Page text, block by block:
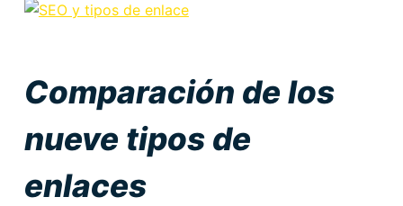
Comparación de los
nueve tipos de
enlaces